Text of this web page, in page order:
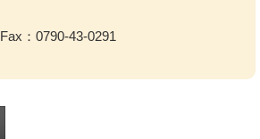
Fax：0790-43-0291